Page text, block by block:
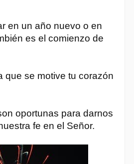
en un año nuevo o en
es el comienzo de
que se motive tu corazón
oportunas para darnos
fe en el Señor.